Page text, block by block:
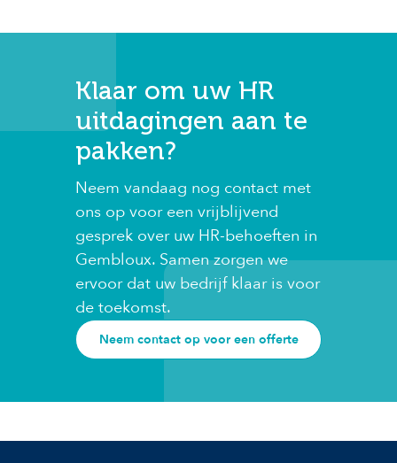
Klaar om uw HR
uitdagingen aan te
pakken?
Neem vandaag nog contact met
ons op voor een vrijblijvend
gesprek over uw HR-behoeften in
Gembloux. Samen zorgen we
ervoor dat uw bedrijf klaar is voor
de toekomst.
Neem contact op voor een offerte